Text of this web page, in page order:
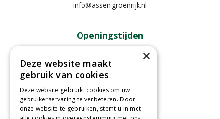
info@assen.groenrijk.nl
Openingstijden
09:00 - 18:00
Dinsdag
Woensdag
Donderdag
09:00 - 18:00
Vrijdag
09:00 - 18:00
Zaterdag
09:00 - 17:00
×
Deze website maakt
gebruik van cookies.
Deze website gebruikt cookies om uw
gebruikerservaring te verbeteren. Door
onze website te gebruiken, stemt u in met